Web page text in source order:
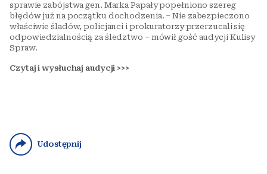
sprawie zabójstwa gen. Marka Papały popełniono szereg
błędów już na początku dochodzenia. – Nie zabezpieczono
właściwie śladów, policjanci i prokuratorzy przerzucali się
odpowiedzialnością za śledztwo – mówił gość audycji Kulisy
Spraw.
Czytaj i wysłuchaj audycji >>>
Udostępnij